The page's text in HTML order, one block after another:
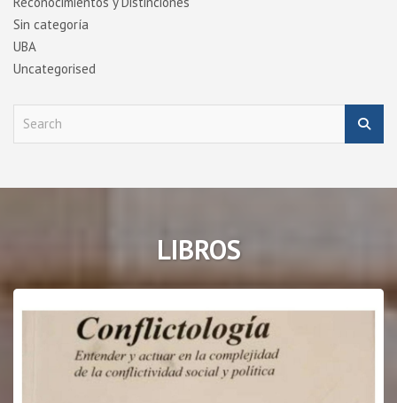
Sin categoría
UBA
Uncategorised
c
LIBROS